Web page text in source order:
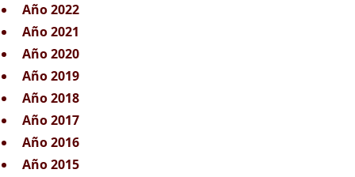
Año 2022
Año 2021
Año 2020
Año 2019
Año 2018
Año 2017
Año 2016
Año 2015